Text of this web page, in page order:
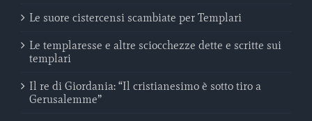
Le suore cistercensi scambiate per Templari
Le templaresse e altre sciocchezze dette e scritte sui
templari
Il re di Giordania: “Il cristianesimo è sotto tiro a
Gerusalemme”